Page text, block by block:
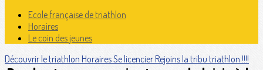
Ecole française de triathlon
Horaires
Le coin des jeunes
Découvrir le triathlon HorairesSe licencierRejoins la tribu triathlon !!!!